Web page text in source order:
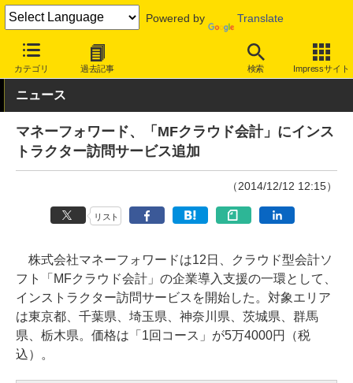
Powered by Translate
カテゴリ 過去記事 検索 Impressサイト
INTERNET Watch サービス/ソフト ソフトウェア 会計・業務
ニュース
マネーフォワード、「MFクラウド会計」にインス
トラクター訪問サービス追加
（2014/12/12 12:15）
リスト
株式会社マネーフォワードは12日、クラウド型会計ソ
フト「MFクラウド会計」の企業導入支援の一環として、
インストラクター訪問サービスを開始した。対象エリア
は東京都、千葉県、埼玉県、神奈川県、茨城県、群馬
県、栃木県。価格は「1回コース」が5万4000円（税
込）。